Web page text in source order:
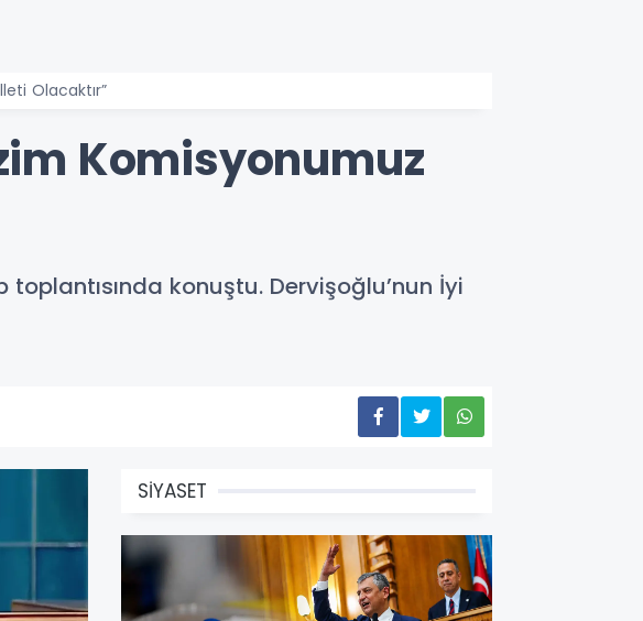
Olacaktır”
Komisyonumuz
konuştu. Dervişoğlu’nun İyi
SİYASET